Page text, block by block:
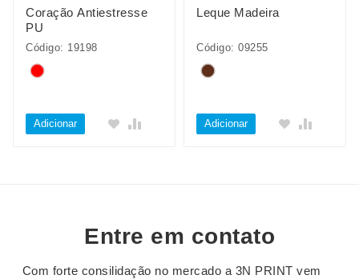
Coração Antiestresse
PU
Código: 19198
Adicionar
Leque Madeira
Código: 09255
Adicionar
Entre em contato
Com forte consilidação no mercado a 3N PRINT vem